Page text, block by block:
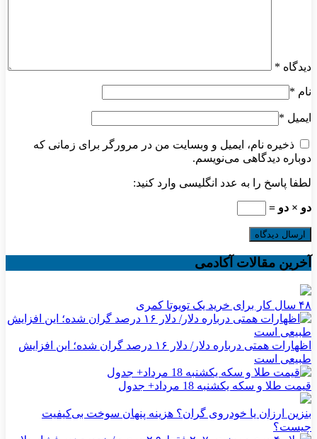
دیدگاه *
نام *
ایمیل *
ذخیره نام، ایمیل و وبسایت من در مرورگر برای زمانی که
دوباره دیدگاهی می‌نویسم.
لطفا پاسخ را به عدد انگلیسی وارد کنید:
دو × دو =
آخرین مقالات آکادمی
۴۸ سال کار برای خرید یک تویوتا کمری
اظهارات همتی درباره دلار/ دلار ۱۶ درصد گران شده؛ این افزایش
طبیعی است
قیمت طلا و سکه یکشنبه 18 مرداد+ جدول
بنزین ارزان یا خودروی گران؟ هزینه پنهان سوخت بی‌کیفیت
چیست؟